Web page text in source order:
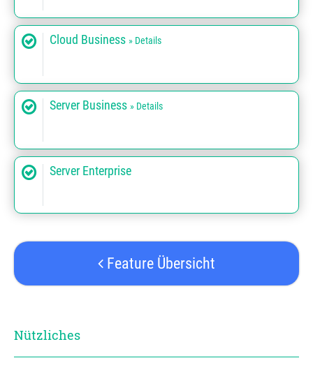
Cloud Business » Details
Server Business » Details
Server Enterprise
Feature Übersicht
Nützliches